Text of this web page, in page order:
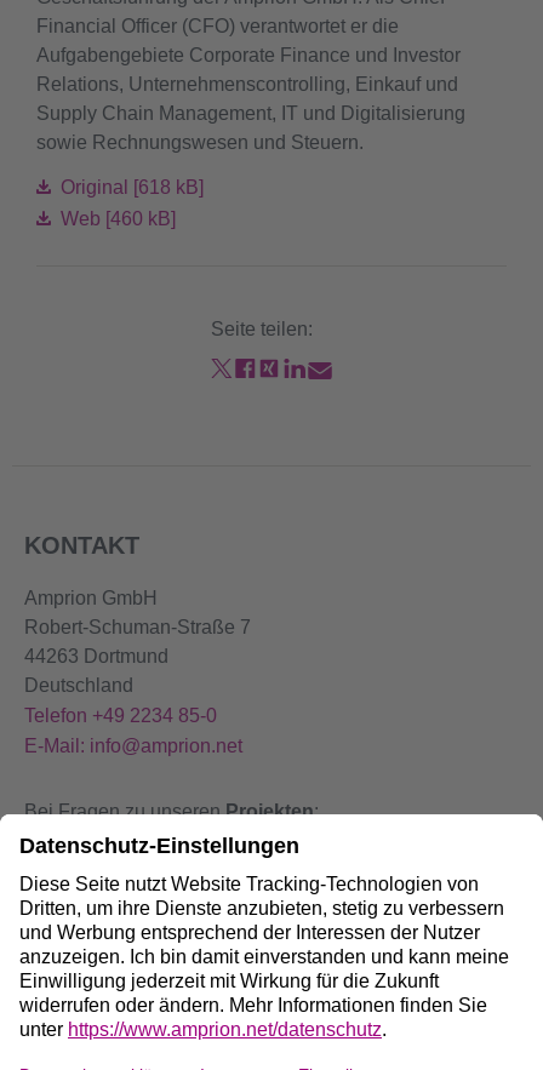
Financial Officer (CFO) verantwortet er die
Aufgabengebiete Corporate Finance und Investor
Relations, Unternehmenscontrolling, Einkauf und
Supply Chain Management, IT und Digitalisierung
sowie Rechnungswesen und Steuern.
Original [618 kB]
Web [460 kB]
Seite teilen:
KONTAKT
Amprion GmbH
Robert-Schuman-Straße 7
44263 Dortmund
Deutschland
Telefon +49 2234 85-0
E-Mail: info@amprion.net
Bei Fragen zu unserenProjekten:
+49 800 584 9000
BeiStörungen an unseren Anlagen:
+49 800 490 4000
Social Media: